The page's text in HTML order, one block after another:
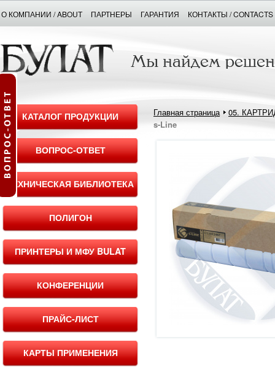
О КОМПАНИИ / ABOUT ПАРТНЕРЫ ГАРАНТИЯ КОНТАКТЫ / CONTACTS
КАТАЛОГ ПРОДУКЦИИ
ВОПРОС-ОТВЕТ
ТЕХНИЧЕСКАЯ БИБЛИОТЕКА
ПОЛИГОН
ПРИНТЕРЫ И МФУ BULAT
КОНФЕРЕНЦИИ
ПРАЙС-ЛИСТ
КАРТЫ ПРИМЕНЕНИЯ
Главная страница
05.
s-Line